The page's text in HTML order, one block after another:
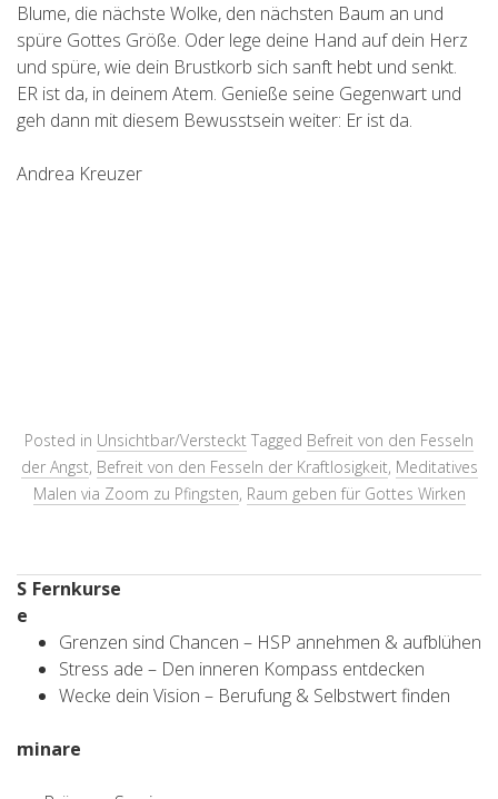
Blume, die nächste Wolke, den nächsten Baum an und
spüre Gottes Größe. Oder lege deine Hand auf dein Herz
und spüre, wie dein Brustkorb sich sanft hebt und senkt.
ER ist da, in deinem Atem. Genieße seine Gegenwart und
geh dann mit diesem Bewusstsein weiter: Er ist da.
Andrea Kreuzer
Posted in Unsichtbar/Versteckt Tagged Befreit von den Fesseln
der Angst, Befreit von den Fesseln der Kraftlosigkeit, Meditatives
Malen via Zoom zu Pfingsten, Raum geben für Gottes Wirken
Fernkurse
Grenzen sind Chancen – HSP annehmen & aufblühen
Stress ade – Den inneren Kompass entdecken
Wecke dein Vision – Berufung & Selbstwert finden
S
e
minare